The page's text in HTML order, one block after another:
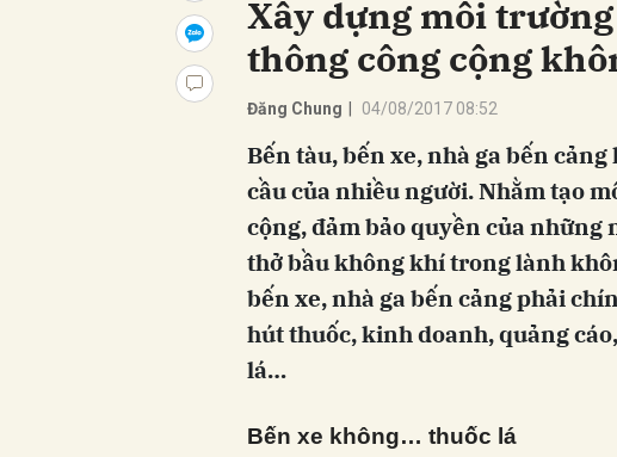
Xây dựng môi
thông công cộng
Đăng Chung 04/08/2017 08:52
Bến tàu, bến xe, nhà ga bến
cầu của nhiều người. Nhằm tạo
cộng, đảm bảo quyền của
thở bầu không khí trong lành
bến xe, nhà ga bến cảng phải
hút thuốc, kinh doanh, quảng
lá…
Bến xe không… thuốc lá